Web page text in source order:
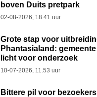
boven Duits pretpark
02-08-2026, 18.41 uur
Grote stap voor
Phantasialand:
licht voor onderzoek
10-07-2026, 11.53 uur
Bittere pil voor bezoekers